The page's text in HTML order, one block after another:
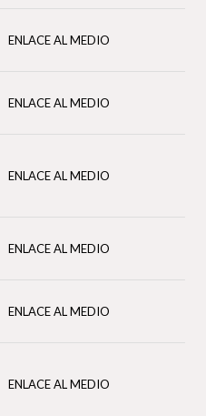
ENLACE AL MEDIO
ENLACE AL MEDIO
ENLACE AL MEDIO
ENLACE AL MEDIO
ENLACE AL MEDIO
ENLACE AL MEDIO